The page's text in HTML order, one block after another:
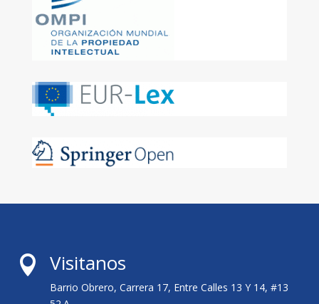
 Visitanos
Barrio Obrero, Carrera 17, Entre Calles 13 Y 14, #13